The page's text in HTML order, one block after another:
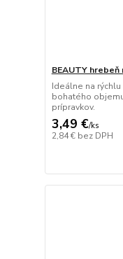
BEAUTY hrebeň
Ideálne na
bohatého
prípravkov.
3,49 €/ks
2,84 € bez DPH